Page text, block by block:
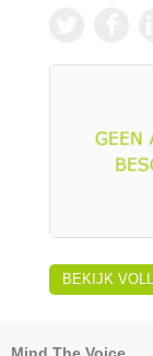
BEKIJK
Mind The Voice